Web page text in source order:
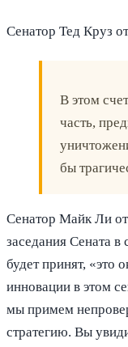
Сенатор Тед Круз
В этом
часть,
бы
Сенатор Майк Ли
заседания Сената в
будет принят, «это
инновации в этом
мы примем
стратегию. Вы